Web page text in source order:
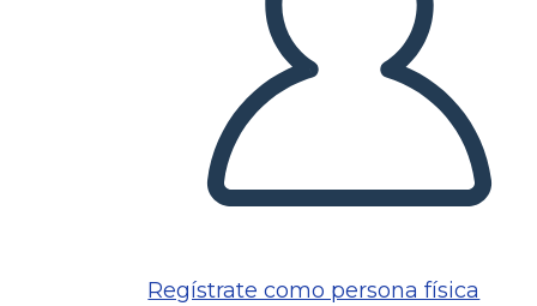
Regístrate como persona física